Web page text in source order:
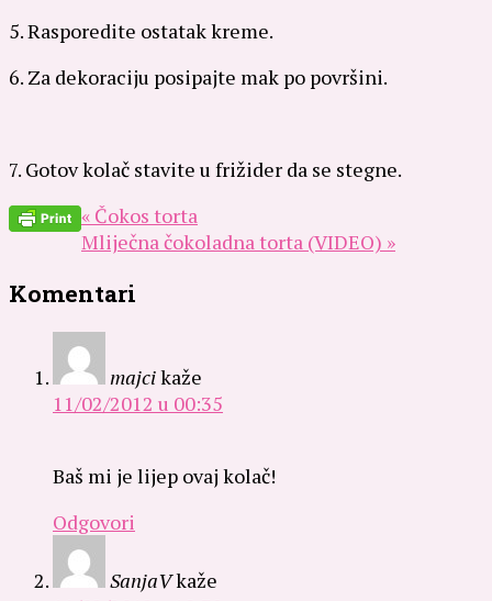
5. Rasporedite ostatak kreme.
6. Za dekoraciju posipajte mak po površini.
7. Gotov kolač stavite u frižider da se stegne.
« Čokos torta
Mliječna čokoladna torta (VIDEO) »
Komentari
majcikaže
11/02/2012 u 00:35
Baš mi je lijep ovaj kolač!
Odgovori
SanjaVkaže